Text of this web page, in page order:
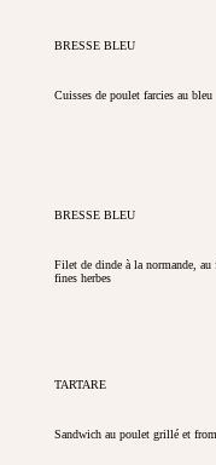
BRESSE BLEU
Cuisses de poulet farcies au bleu
BRESSE BLEU
Filet de dinde à la normande,
fines herbes
TARTARE
Sandwich au poulet grillé et